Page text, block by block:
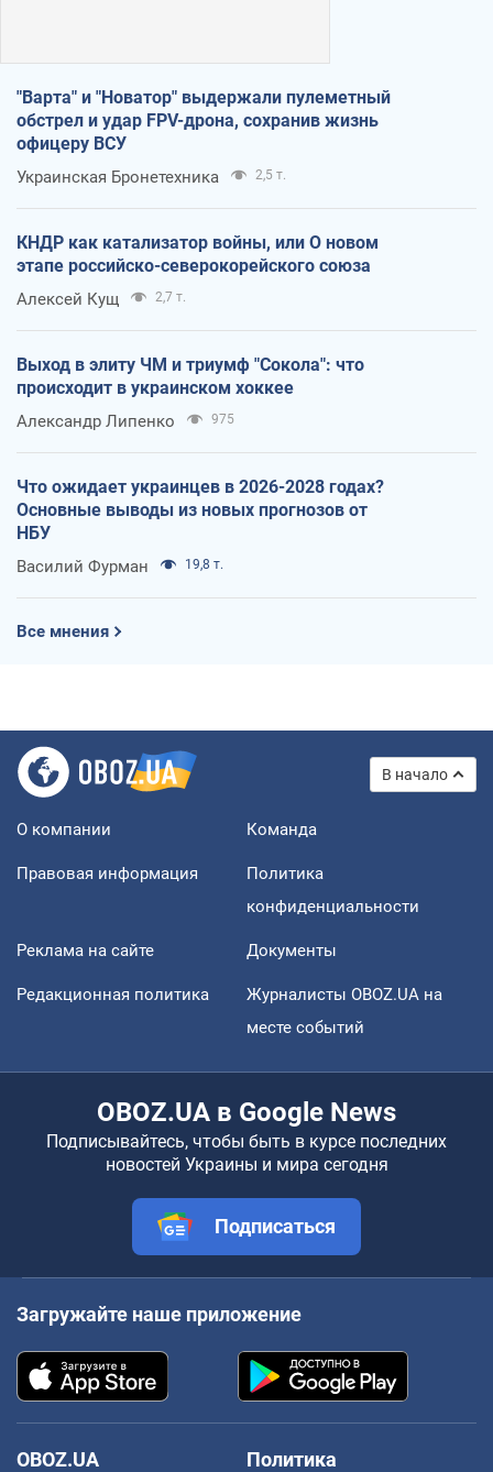
"Варта" и "Новатор" выдержали пулеметный
обстрел и удар FPV-дрона, сохранив жизнь
офицеру ВСУ
Украинская Бронетехника 2,5 т.
КНДР как катализатор войны, или О новом
этапе российско-северокорейского союза
Алексей Кущ 2,7 т.
Выход в элиту ЧМ и триумф "Сокола": что
происходит в украинском хоккее
Александр Липенко 975
Что ожидает украинцев в 2026-2028 годах?
Основные выводы из новых прогнозов от
НБУ
Василий Фурман 19,8 т.
Все мнения
В начало
О компании Команда
Правовая информация
Политика
конфиденциальности
Реклама на сайте Документы
Редакционная политика
Журналисты OBOZ.UA на
месте событий
OBOZ.UA в Google News
Подписывайтесь, чтобы быть в курсе последних
новостей Украины и мира сегодня
Подписаться
Загружайте наше приложение
OBOZ.UA
Политика